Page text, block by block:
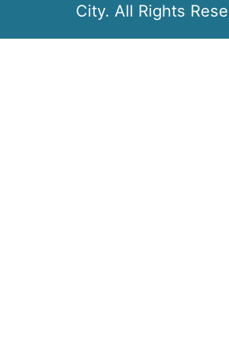
City. All Rights